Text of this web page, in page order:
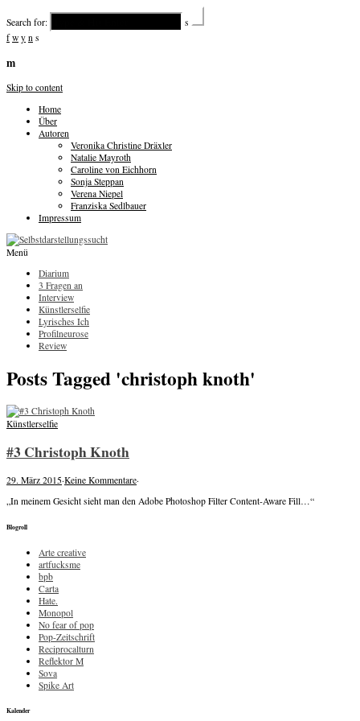
Search for:
s
f w y n s
m
Skip to content
Home
Über
Autoren
Veronika Christine Dräxler
Natalie Mayroth
Caroline von Eichhorn
Sonja Steppan
Verena Niepel
Franziska Sedlbauer
Impressum
Menü
Diarium
3 Fragen an
Interview
Künstlerselfie
Lyrisches Ich
Profilneurose
Review
Posts Tagged 'christoph knoth'
Künstlerselfie
#3 Christoph Knoth
29. März 2015·Keine Kommentare·
„In meinem Gesicht sieht man den Adobe Photoshop Filter Content-Aware Fill…“
Blogroll
Arte creative
artfucksme
bpb
Carta
Hate.
Monopol
No fear of pop
Pop-Zeitschrift
Reciprocalturn
Reflektor M
Sova
Spike Art
Kalender